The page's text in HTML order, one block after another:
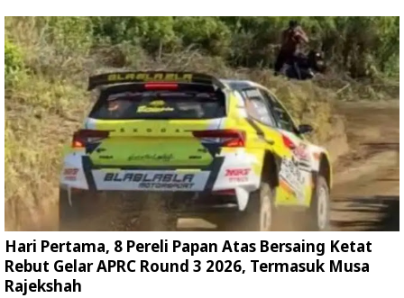
Hari Pertama, 8 Pereli Papan Atas Bersaing Ketat
Rebut Gelar APRC Round 3 2026, Termasuk Musa
Rajekshah